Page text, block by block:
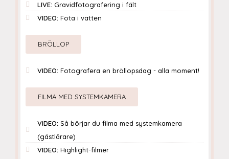
LIVE: Gravidfotografering i fält
VIDEO: Fota i vatten
BRÖLLOP
VIDEO: Fotografera en bröllopsdag - alla moment!
FILMA MED SYSTEMKAMERA
VIDEO: Så börjar du filma med systemkamera
(gästlärare)
VIDEO: Highlight-filmer